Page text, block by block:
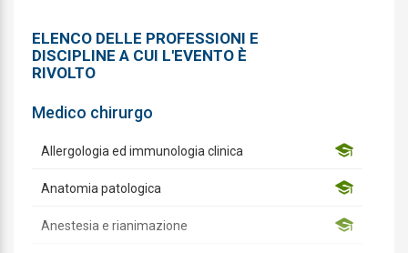
ELENCO DELLE PROFESSIONI E
DISCIPLINE A CUI L'EVENTO È
RIVOLTO
Medico chirurgo
Allergologia ed immunologia clinica
Anatomia patologica
Anestesia e rianimazione